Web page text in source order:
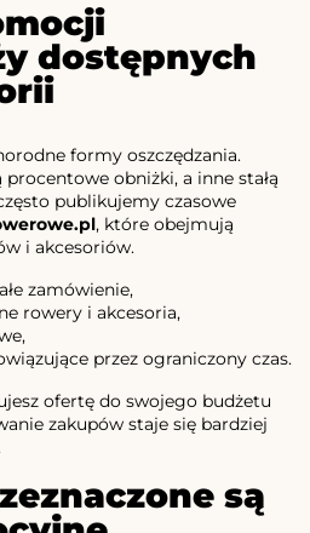
dostępnych
formy oszczędzania.
obniżki, a inne stałą
publikujemy czasowe
, które obejmują
i akcesoriów.
zamówienie,
rowery i akcesoria,
przez ograniczony czas.
ofertę do swojego budżetu
zakupów staje się bardziej
są